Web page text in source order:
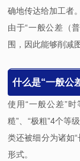
确地传达给加工者。
由于“一般公差（
围，因此能够削减
什么是“一般公
使用“一般公差”时
糙”、“极粗”4个等
类还被细分为诸如“
形式。